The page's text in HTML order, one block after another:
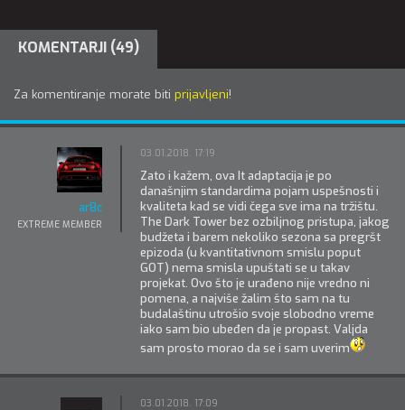
KOMENTARJI (49)
Za komentiranje morate biti prijavljeni!
ar8c
EXTREME MEMBER
03.01.2018. 17:19
Zato i kažem, ova It adaptacija je po
današnjim standardima pojam uspešnosti i
kvaliteta kad se vidi čega sve ima na tržištu.
The Dark Tower bez ozbiljnog pristupa, jakog
budžeta i barem nekoliko sezona sa pregršt
epizoda (u kvantitativnom smislu poput
GOT) nema smisla upuštati se u takav
projekat. Ovo što je urađeno nije vredno ni
pomena, a najviše žalim što sam na tu
budalaštinu utrošio svoje slobodno vreme
iako sam bio ubeđen da je propast. Valjda
sam prosto morao da se i sam uverim
03.01.2018. 17:09